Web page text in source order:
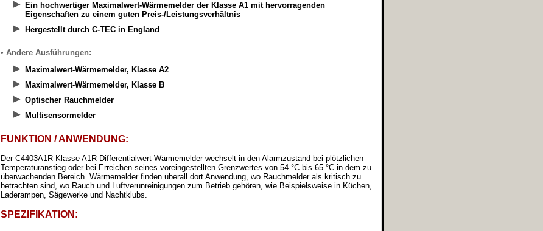
Ein hochwertiger Maximalwert-Wärmemelder der Klasse A1 mit hervorragenden
Eigenschaften zu einem guten Preis-/Leistungsverhältnis
Hergestellt durch C-TEC in England
• Andere Ausführungen:
Maximalwert-Wärmemelder, Klasse A2
Maximalwert-Wärmemelder, Klasse B
Optischer Rauchmelder
Multisensormelder
FUNKTION / ANWENDUNG:
Der C4403A1R Klasse A1R Differentialwert-Wärmemelder wechselt in den Alarmzustand bei plötzlichen
Temperaturanstieg oder bei Erreichen seines voreingestellten Grenzwertes von 54 °C bis 65 °C in dem zu
überwachenden Bereich. Wärmemelder finden überall dort Anwendung, wo Rauchmelder als kritisch zu
betrachten sind, wo Rauch und Luftverunreinigungen zum Betrieb gehören, wie Beispielsweise in Küchen,
Laderampen, Sägewerke und Nachtklubs.
SPEZIFIKATION: